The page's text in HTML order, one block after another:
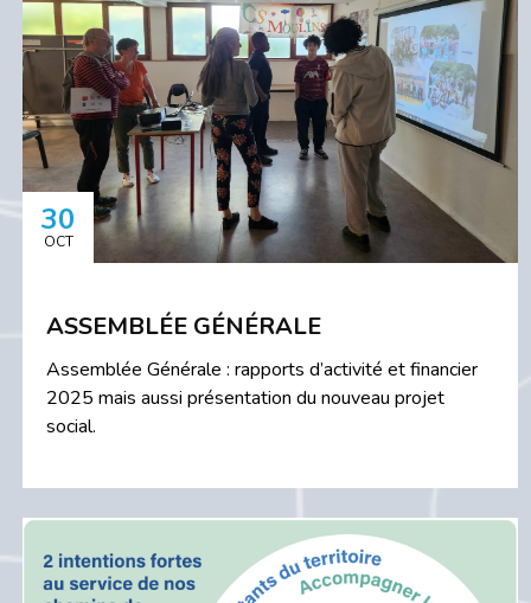
30
OCT
ASSEMBLÉE GÉNÉRALE
Assemblée Générale : rapports d’activité et financier
2025 mais aussi présentation du nouveau projet
social.